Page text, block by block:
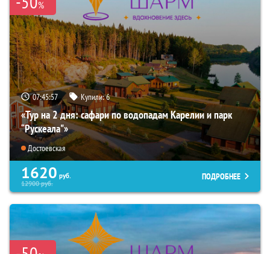
%
07:45:55 Купили:6
«Тур на 2 дня: сафари по водопадам Карелии и парк
“Рускеала"»
Достоевская
1620 руб.
12900руб.
ПОДРОБНЕЕ